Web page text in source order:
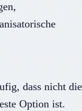
dass nicht die
Option ist.